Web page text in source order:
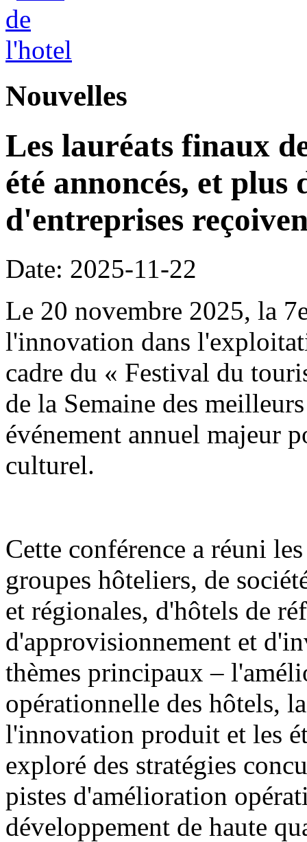
Nouvelles
Les lauréats finaux
été annoncés, et
d'entreprises
Date: 2025-11-22
Le 20 novembre 2025, la
l'innovation dans
cadre du « Festival du
de la Semaine des
événement annuel majeur
culturel.
Cette conférence a réuni
groupes hôteliers, de
et régionales, d'hôtels de
d'approvisionnement et
thèmes principaux –
opérationnelle des hôtels,
l'innovation produit et les
exploré des stratégies
pistes d'amélioration
développement de haute